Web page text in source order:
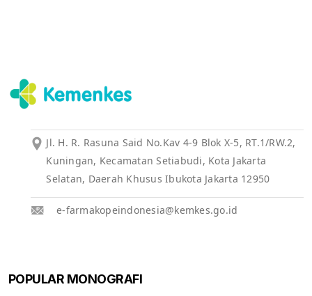
Jl. H. R. Rasuna Said No.Kav 4-9 Blok X-5, RT.1/RW.2,
Kuningan, Kecamatan Setiabudi, Kota Jakarta
Selatan, Daerah Khusus Ibukota Jakarta 12950
e-farmakopeindonesia@kemkes.go.id
POPULAR MONOGRAFI